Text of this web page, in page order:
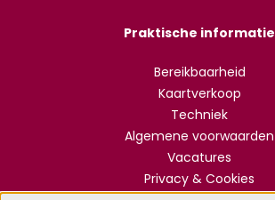
Praktische informatie
Bereikbaarheid
Kaartverkoop
Techniek
Algemene voorwaarden
Vacatures
Privacy & Cookies